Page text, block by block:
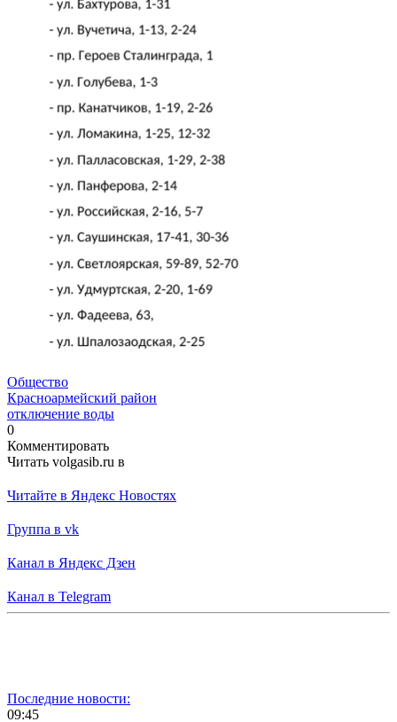
Общество
Красноармейский район
отключение воды
0
Комментировать
Читать volgasib.ru в
Читайте в Яндекс Новостях
Группа в vk
Канал в Яндекс Дзен
Канал в Telegram
Последние новости:
09:45